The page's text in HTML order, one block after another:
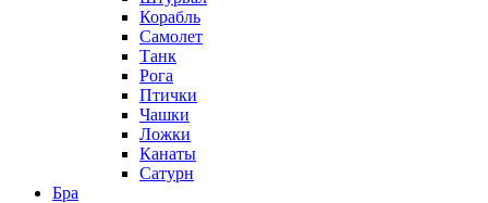
Корабль
Самолет
Танк
Рога
Птички
Чашки
Ложки
Канаты
Сатурн
Бра